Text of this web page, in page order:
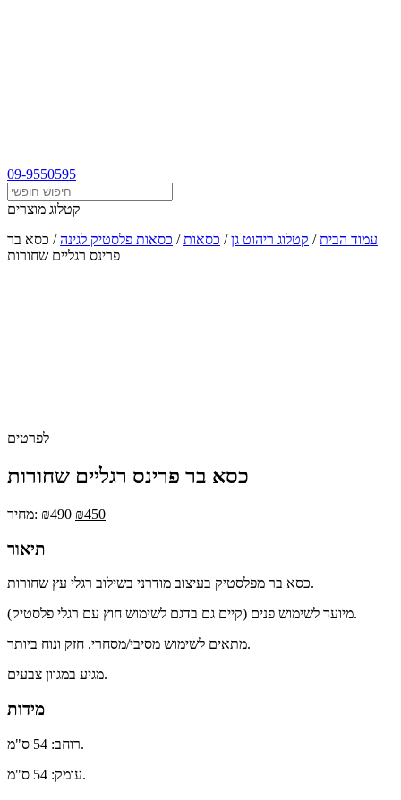
09-9550595
קטלוג מוצרים
עמוד הבית/ קטלוג ריהוט גן/ כסאות/ כסאות פלסטיק לגינה/ כסא בר
פרינס רגליים שחורות
לפרטים
כסא בר פרינס רגליים שחורות
מחיר: ₪490 ₪450
תיאור
כסא בר מפלסטיק בעיצוב מודרני בשילוב רגלי עץ שחורות.
מיועד לשימוש פנים (קיים גם בדגם לשימוש חוץ עם רגלי פלסטיק).
מתאים לשימוש מסיבי/מסחרי. חזק ונוח ביותר.
מגיע במגוון צבעים.
מידות
רוחב: 54 ס"מ.
עומק: 54 ס"מ.